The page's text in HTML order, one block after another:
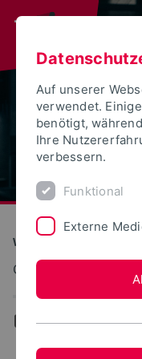
Controlling und
...
Auf unserer
verwendet.
benötigt,
Ihre
verbessern.
Funktional
Externe